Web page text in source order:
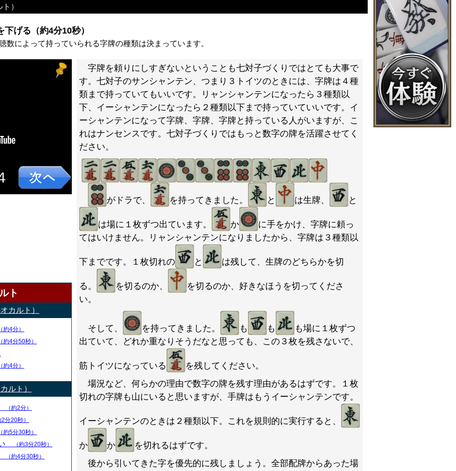
）
げる（約4分10秒）
数によって持っていられる字牌の種類は決まっています。
ト
カルト）
（約4分）
（約4分50秒）
（約4分）
ルト）
（約2分）
2分20秒）
（約5分30秒）
（約3分20秒）
（約4分30秒）
字牌を頼りにしすぎないということも七対子づくりではとても大事で
す。七対子のサンシャンテン、つまり３トイツのときには、字牌は４種
類まで持っていてもいいです。リャンシャンテンになったら３種類以
下、イーシャンテンになったら２種類以下まで持っていていいです。イ
ーシャンテンになって字牌、字牌、字牌と持っている人がいますが、こ
れはナンセンスです。七対子づくりではもっと数字の牌を活躍させてく
ださい。
がドラで、 を持ってきました。 と は生牌、 と
は場に１枚ずつ出ています。 か
に手をかけ、字牌に頼っ
てはいけません。リャンシャンテンになりましたから、字牌は３種類以
下までです。１枚切れの と は残して、生牌のどちらかを切
る。 を切るのか、
を切るのか、好きなほうを切ってくださ
い。
そして、 を持ってきました。 も も
も場に１枚ずつ
出ていて、どれか重なりそうだなと思っても、この３枚を残さないで、
筋トイツになっている
を残してください。
場況など、何らかの理由で数字の牌を残す理由があるはずです。１枚
切れの字牌も山にいると思いますが、手牌はもうイーシャンテンです。
イーシャンテンのときは２種類以下。これを規則的に実行すると、
か か
を切れるはずです。
後から引いてきた字を優先的に残しましょう。全部配牌からあった場